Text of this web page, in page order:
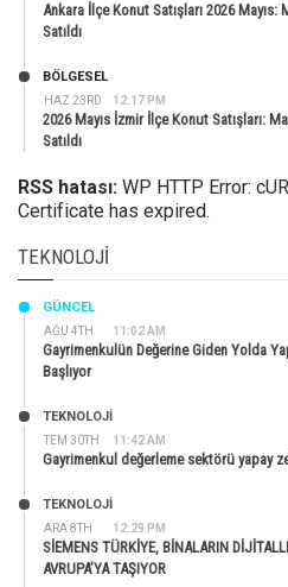
Ankara İlçe Konut Satışları 2026 Mayıs:
Satıldı
HAZ 23RD 12:17 PM
BÖLGESEL
2026 Mayıs İzmir İlçe Konut Satışları:
Satıldı
RSS hatası: WP HTTP Error:
Certificate has expired.
TEKNOLOJI
AĞU 4TH 11:02 AM
GÜNCEL
Gayrimenkulün Değerine Giden Yolda
Başlıyor
TEM 30TH 11:42 AM
TEKNOLOJİ
Gayrimenkul değerleme sektörü yapay
ARA 8TH 12:29 PM
TEKNOLOJİ
SİEMENS TÜRKİYE, BİNALARIN
AVRUPA’YA TAŞIYOR